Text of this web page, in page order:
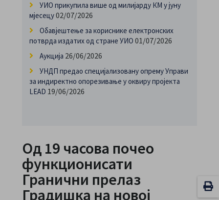
УИО прикупила више од милијарду КМ у јуну
мјесецу02/07/2026
Обавјештење за кориснике електронских
потврда издатих од стране УИО 01/07/2026
Аукција 26/06/2026
УНДП предао специјализовану опрему Управи
за индиректно опорезивање у оквиру пројекта
LEAD 19/06/2026
Од 19 часова почео
функционисати
Гранични прелаз
Градишка на новој